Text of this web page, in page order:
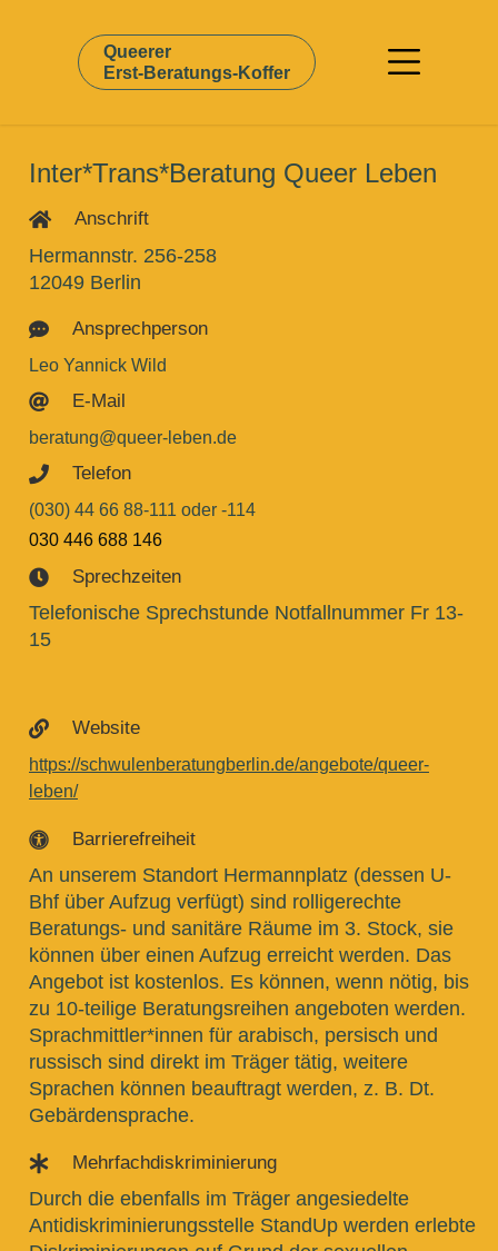
Queerer
Erst-Beratungs-Koffer
Inter*Trans*Beratung Queer Leben
 Anschrift
Hermannstr. 256-258
12049 Berlin
 Ansprechperson
Leo Yannick Wild
 E-Mail
beratung@queer-leben.de
 Telefon
(030) 44 66 88-111 oder -114
030 446 688 146
 Sprechzeiten
Telefonische Sprechstunde Notfallnummer Fr 13-
15
 Website
https://schwulenberatungberlin.de/angebote/queer-
leben/
 Barrierefreiheit
An unserem Standort Hermannplatz (dessen U-
Bhf über Aufzug verfügt) sind rolligerechte
Beratungs- und sanitäre Räume im 3. Stock, sie
können über einen Aufzug erreicht werden. Das
Angebot ist kostenlos. Es können, wenn nötig, bis
zu 10-teilige Beratungsreihen angeboten werden.
Sprachmittler*innen für arabisch, persisch und
russisch sind direkt im Träger tätig, weitere
Sprachen können beauftragt werden, z. B. Dt.
Gebärdensprache.
 Mehrfachdiskriminierung
Durch die ebenfalls im Träger angesiedelte
Antidiskriminierungsstelle StandUp werden erlebte